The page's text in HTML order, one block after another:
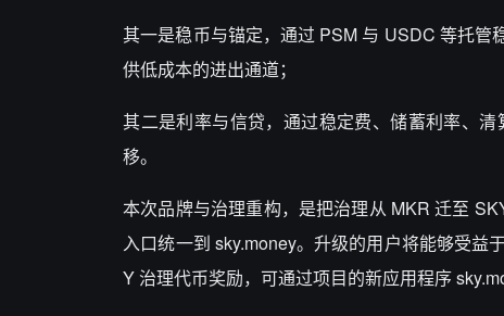
其一是稳币与锚定，通过 PSM 与 USDC 等托管
供低成本的进出通道；
其二是利率与信贷，通过稳定费、储蓄利率、
移。
本次品牌与治理重构，是把治理从 MKR迁至
入口统一到 sky.money。升级的用户将能够受益
Y 治理代币奖励，可通过项目的新应用程序